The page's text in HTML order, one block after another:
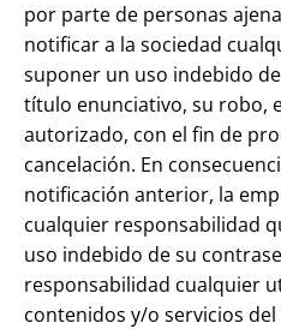
por parte de personas
notificar a la sociedad
suponer un uso indebido
título enunciativo, su robo,
autorizado, con el fin de
cancelación. En
notificación anterior, la
cualquier responsabilidad
uso indebido de su
responsabilidad cualquier
contenidos y/o servicios